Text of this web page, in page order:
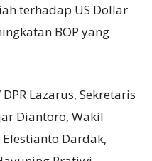
terhadap US Dollar
BOP yang
Lazarus, Sekretaris
Diantoro, Wakil
Dardak,